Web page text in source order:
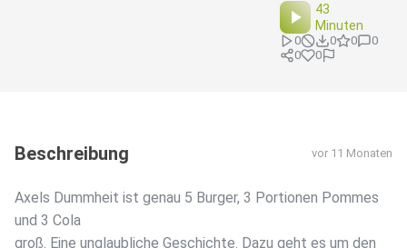
43
Minuten
0 0 0
0
0
0
Beschreibung vor 11 Monaten
Axels Dummheit ist genau 5 Burger, 3 Portionen Pommes
und 3 Cola
groß. Eine unglaubliche Geschichte. Dazu geht es um den